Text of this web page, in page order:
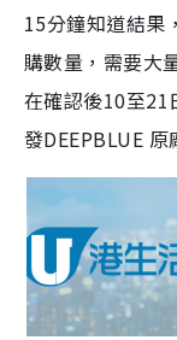
15分鐘知道結果
購數量，需要大
在確認後10至21
發DEEPBLUE 原